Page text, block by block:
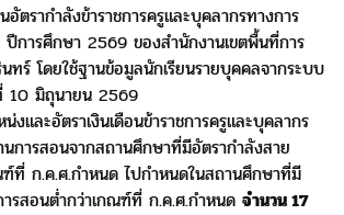
อัตรากำลังข้าราชการครูและบุคลากรทางการ
การศึกษา 2569 ของสำนักงานเขตพื้นที่การ
ร์ โดยใช้ฐานข้อมูลนักเรียนรายบุคคลจากระบบ
10 มิถุนายน 2569
งและอัตราเงินเดือนข้าราชการครูและบุคลากร
การสอนจากสถานศึกษาที่มีอัตรากำลังสาย
ฑ์ที่ ก.ค.ศ.กำหนด ไปกำหนดในสถานศึกษาที่มี
ารสอนต่ำกว่าเกณฑ์ที่ ก.ค.ศ.กำหนดจำนวน 17